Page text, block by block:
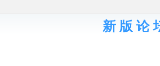
新 版 论